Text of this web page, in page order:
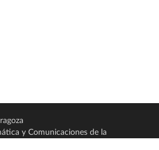
y Comunicaciones de la